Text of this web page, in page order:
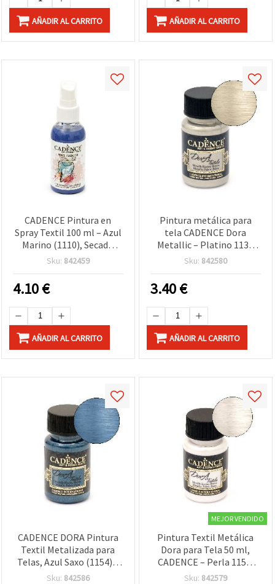
AÑADIR AL CARRITO AÑADIR AL CARRITO
CADENCE Pintura en
Spray Textil 100 ml – Azul
Marino (1110), Secado
Rápido para Tela, Ropa
Manualidades Decorativas
Sku: 842459
4.10€
AÑADIR AL CARRITO
Pintura metálica para
tela CADENCE Dora
Metallic – Platino 1137
(tono plata), 50 ml | Para
algodón y manualidades
Sku: 842580
3.40€
AÑADIR AL CARRITO
CADENCE DORA Pintura
Textil Metalizada para
Telas, Azul Saxo (1154) –
50 ml, Resistente al
Sku: 842586
MEJOR VENDIDO
Pintura Textil Metálica
Dora para Tela 50 ml,
CADENCE – Perla 1152,
efecto nacarado brillante
Sku: 842579